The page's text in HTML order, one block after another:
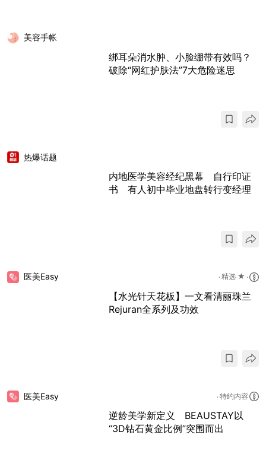
美容手帐
绑耳朵消水肿、小脸绷带有效吗？
破除“网红护肤法”7大危险迷思
热爆话题
内地医学美容经纪黑幕 自行印证
书 有人初中毕业地盘转行变经理
医美Easy 精选 ★
【水光针天花板】一文看清丽珠兰
Rejuran全系列及功效
医美Easy 特约内容
逆龄美学新定义 BEAUSTAY以
“3D钻石黄金比例”突围而出